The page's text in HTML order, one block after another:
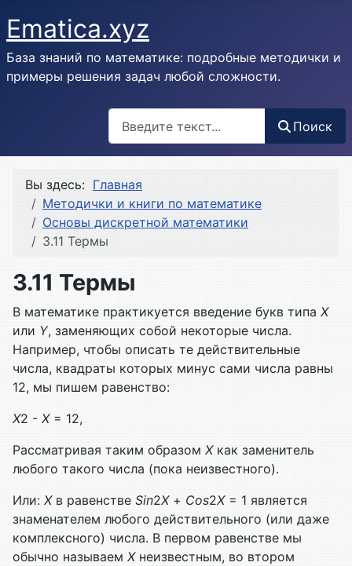
Ematica.xyz
База знаний по математике: подробные методички и
примеры решения задач любой сложности.
Поиск
Вы здесь: Главная
Методички и книги по математике
Основы дискретной математики
3.11 Термы
3.11 Термы
В математике практикуется введение букв типа Х
или Y, заме­няющих собой некоторые числа.
Например, чтобы описать те дейст­вительные
числа, квадраты которых минус сами числа равны
12, мы пишем равенство:
Х2 - Х= 12,
Рассматривая таким образом Хкак заменитель
любого такого числа (пока неизвестного).
Или: Хв равенстве Sin2X+ Cos2X= 1 является
знаменателем любого действительного (или даже
комплексного) числа. В первом ра­венстве мы
обычно называем Хнеизвестным, во втором